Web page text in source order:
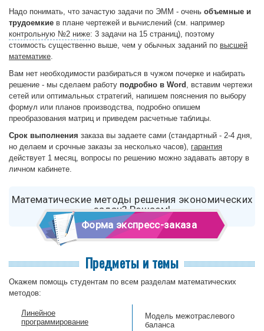
Надо понимать, что зачастую задачи по ЭММ - очень объемные и
трудоемкие в плане чертежей и вычислений (см. например
контрольную №2 ниже: 3 задачи на 15 страниц), поэтому
стоимость существенно выше, чем у обычных заданий по высшей
математике
Вам нет необходимости разбираться в чужом почерке и набирать
решение - мы сделаем работу подробно в Word
, вставим чертежи
сетей или оптимальных стратегий, напишем пояснения по выбору
формул или планов производства, подробно опишем
преобразования матриц и приведем расчетные таблицы.
Срок выполнения заказа вы задаете сами (стандартный - 2-4 дня,
но делаем и срочные заказы за несколько часов), гарантия
действует 1 месяц, вопросы по решению можно задавать автору в
личном кабинете.
Математические методы решения экономических
задач? Решаем!
Форма экспресс-заказа
Предметы и темы
Окажем помощь студентам по всем разделам математических
методов:
Линейное
программирование
Модель межотраслевого
баланса